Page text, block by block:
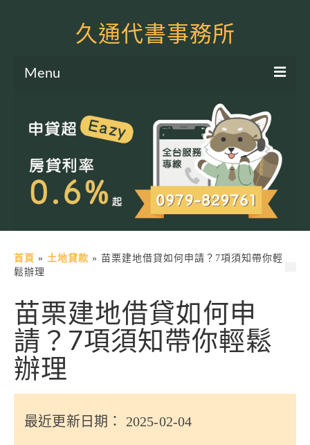
久通代書事務所
Menu
土地二胎申貸
房屋二胎申貸
軍公教貸款
土地貸款
信用貸款
代書貸款
精選知識
銀行貸款
其他貸款
首頁 » 土地貸款 » 苗栗建地借貸如何申請？7項須知帶你輕
鬆辦理
苗栗建地借貸如何申
請？7項須知帶你輕鬆
辦理
最近更新日期： 2025-02-04